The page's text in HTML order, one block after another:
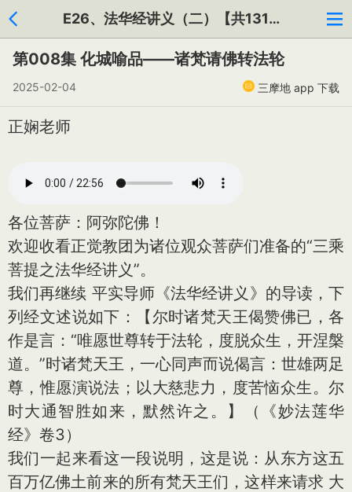
E26、法华经讲义（二）【共131集】
第008集 化城喻品——诸梵请佛转法轮
2025-02-04 三摩地 app 下载
正娴老师
各位菩萨：阿弥陀佛！
欢迎收看正觉教团为诸位观众菩萨们准备的“三乘
菩提之法华经讲义”。
我们再继续 平实导师《法华经讲义》的导读，下
列经文述说如下：【尔时诸梵天王偈赞佛已，各
作是言：“唯愿世尊转于法轮，度脱众生，开涅槃
道。”时诸梵天王，一心同声而说偈言：世雄两足
尊，惟愿演说法；以大慈悲力，度苦恼众生。尔
时大通智胜如来，默然许之。】（《妙法莲华
经》卷3）
我们一起来看这一段说明，这是说：从东方这五
百万亿佛土前来的所有梵天王们，这样来请求 大